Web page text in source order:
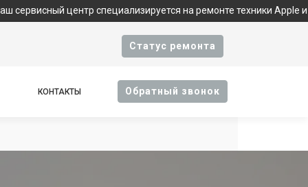
центр специализируется на ремонте техники Apple и
Cтатус ремонта
КОНТАКТЫ Oбратный звонок